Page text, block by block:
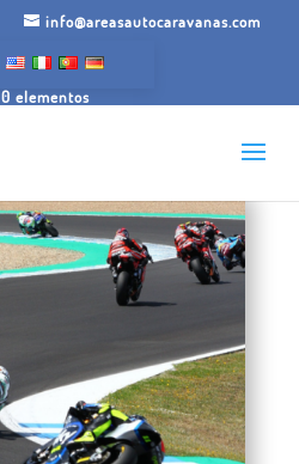
info@areasautocaravanas.com
0 elementos